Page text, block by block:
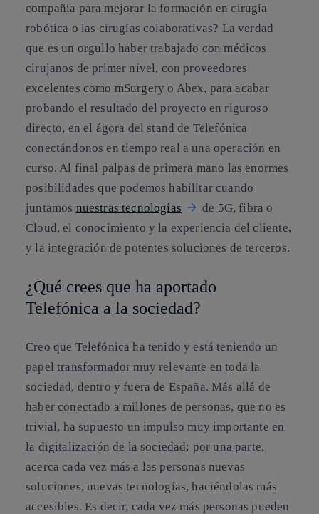
compañía para mejorar la formación en cirugía
robótica o las cirugías colaborativas? La verdad
que es un orgullo haber trabajado con médicos
cirujanos de primer nivel, con proveedores
excelentes como mSurgery o Abex, para acabar
probando el resultado del proyecto en riguroso
directo, en el ágora del stand de Telefónica
conectándonos en tiempo real a una operación en
curso. Al final palpas de primera mano las enormes
posibilidades que podemos habilitar cuando
juntamos nuestras tecnologías
de 5G, fibra o
Cloud, el conocimiento y la experiencia del cliente,
y la integración de potentes soluciones de terceros.
¿Qué crees que ha aportado
Telefónica a la sociedad?
Creo que Telefónica ha tenido y está teniendo un
papel transformador muy relevante en toda la
sociedad, dentro y fuera de España. Más allá de
haber conectado a millones de personas, que no es
trivial, ha supuesto un impulso muy importante en
la digitalización de la sociedad: por una parte,
acerca cada vez más a las personas nuevas
soluciones, nuevas tecnologías, haciéndolas más
accesibles. Es decir, cada vez más personas pueden